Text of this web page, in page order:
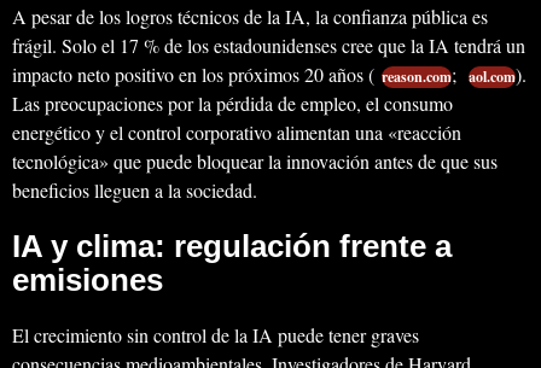
A pesar de los logros técnicos de la IA, la confianza pública es
frágil. Solo el 17 % de los estadounidenses cree que la IA tendrá un
impacto neto positivo en los próximos 20 años ( reason.com; aol.com).
Las preocupaciones por la pérdida de empleo, el consumo
energético y el control corporativo alimentan una «reacción
tecnológica» que puede bloquear la innovación antes de que sus
beneficios lleguen a la sociedad.
IA y clima: regulación frente a
emisiones
El crecimiento sin control de la IA puede tener graves